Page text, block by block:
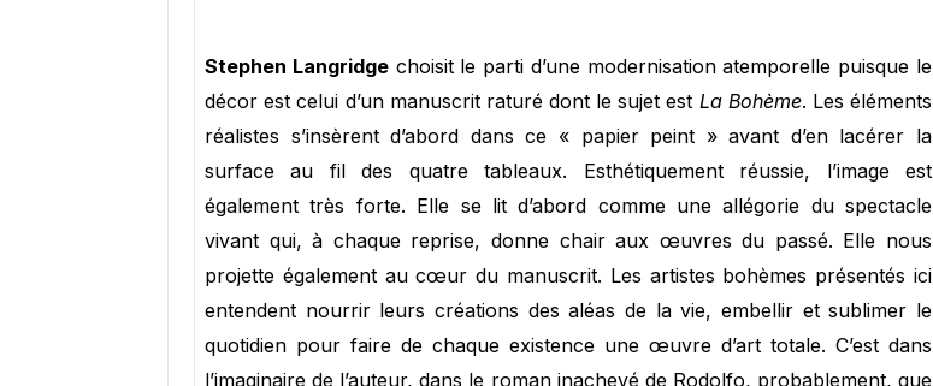
Stephen Langridgechoisit le parti d’une modernisation atemporelle puisque le
décor est celui d’un manuscrit raturé dont le sujet est La Bohème. Les éléments
réalistes s’insèrent d’abord dans ce « papier peint » avant d’en lacérer la
surface au fil des quatre tableaux. Esthétiquement réussie, l’image est
également très forte. Elle se lit d’abord comme une allégorie du spectacle
vivant qui, à chaque reprise, donne chair aux œuvres du passé. Elle nous
projette également au cœur du manuscrit. Les artistes bohèmes présentés ici
entendent nourrir leurs créations des aléas de la vie, embellir et sublimer le
quotidien pour faire de chaque existence une œuvre d’art totale. C’est dans
l’imaginaire de l’auteur, dans le roman inachevé de Rodolfo, probablement, que